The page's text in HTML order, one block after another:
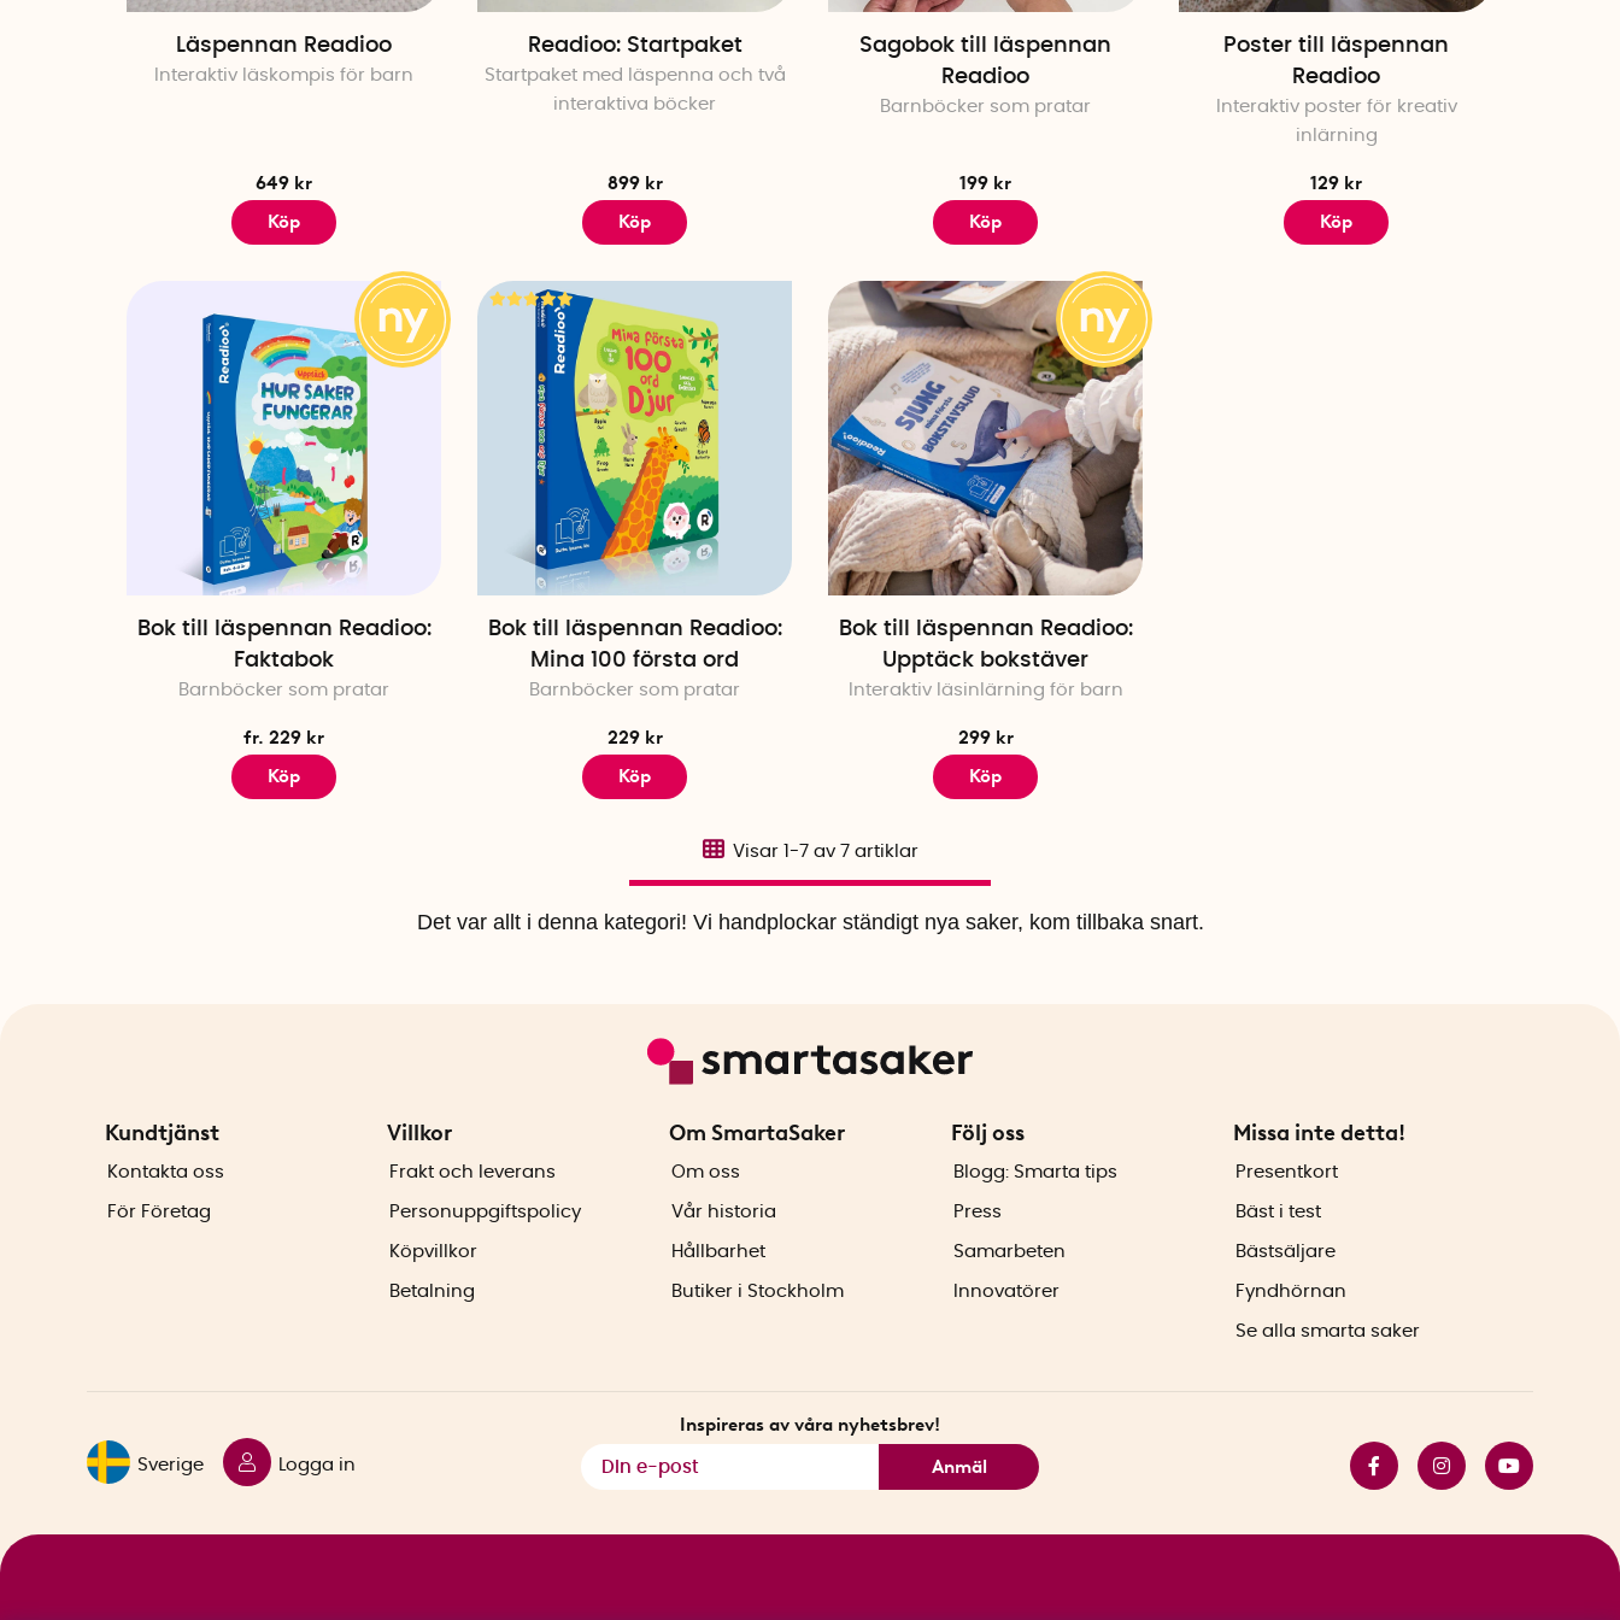
Läspennan Readioo
Interaktiv läskompis för barn
649 kr
Köp
Readioo: Startpaket
Startpaket med läspenna och två
interaktiva böcker
899 kr
Köp
Sagobok till läspennan
Readioo
Barnböcker som pratar
199 kr
Köp
Poster till läspennan
Readioo
Interaktiv poster för kreativ
inlärning
129 kr
Köp
Bok till läspennan Readioo:
Faktabok
Barnböcker som pratar
fr. 229 kr
Köp
Bok till läspennan Readioo:
Mina 100 första ord
Barnböcker som pratar
229 kr
Köp
Bok till läspennan Readioo:
Upptäck bokstäver
Interaktiv läsinlärning för barn
299 kr
Köp
Det var allt i denna kategori! Vi handplockar ständigt nya saker, kom tillbaka snart.
Visar 1-7av 7artiklar
Kundtjänst
Kontakta oss
För Företag
Villkor
Frakt och leverans
Personuppgiftspolicy
Köpvillkor
Betalning
Om SmartaSaker
Om oss
Vår historia
Hållbarhet
Butiker i Stockholm
Följ oss
Blogg: Smarta tips
Press
Samarbeten
Innovatörer
Missa inte detta!
Presentkort
Bäst i test
Bästsäljare
Fyndhörnan
Se alla smarta saker
Sverige Logga in
Inspireras av våra nyhetsbrev!
Anmäl